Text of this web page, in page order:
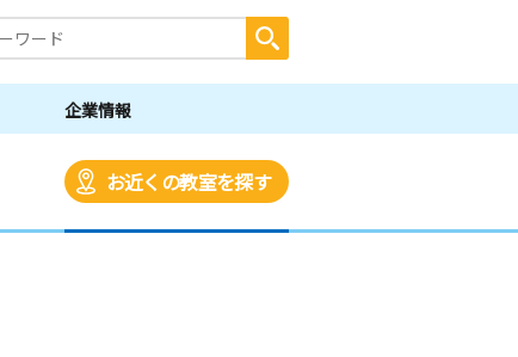
企業情報
お近くの教室を探す